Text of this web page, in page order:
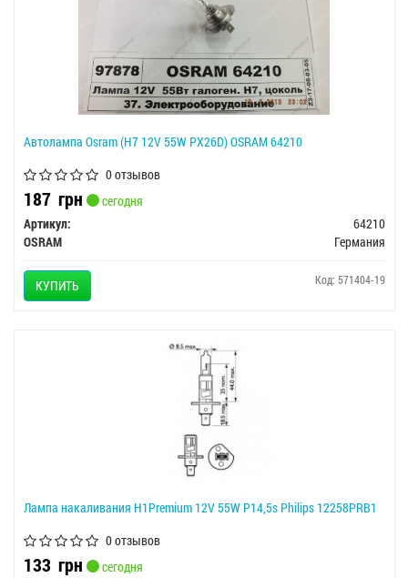
Автолампа Osram (H7 12V 55W PX26D) OSRAM 64210
0 отзывов
187 грн
сегодня
Артикул:
64210
OSRAM
Германия
КУПИТЬ Код: 571404-19
Лампа накаливания H1Premium 12V 55W P14,5s Philips 12258PRB1
0 отзывов
133 грн
сегодня